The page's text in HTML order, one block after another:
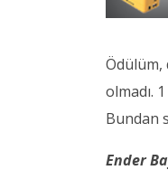
Ödülüm,
olmadı.
Bundan
Ender